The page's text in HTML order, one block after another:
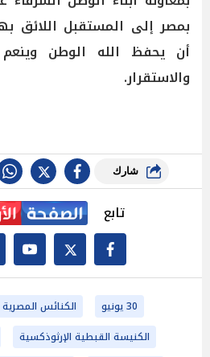
بمصر إلى المستقبل اللائق
أن يحفظ الله الوطن
والاستقرار.
شارك
تابع
30 يونيو الكنائس المصرية
الكنيسة القبطية الإرثوذكسية